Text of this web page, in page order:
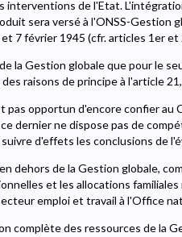
interventions de l'Etat.
sera versé à l'ONSS-Gestion
7 février 1945 (cfr. articles 1er et
la Gestion globale que pour le
raisons de principe à l'article
pas opportun d'encore confier au
dernier ne dispose pas de
d'effets les conclusions de
dehors de la Gestion globale,
et les allocations
emploi et travail à l'Office
complète des ressources de la